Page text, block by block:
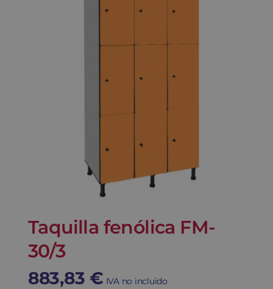
Taquilla fenólica FM-
30/3
883,83 € IVA no incluido